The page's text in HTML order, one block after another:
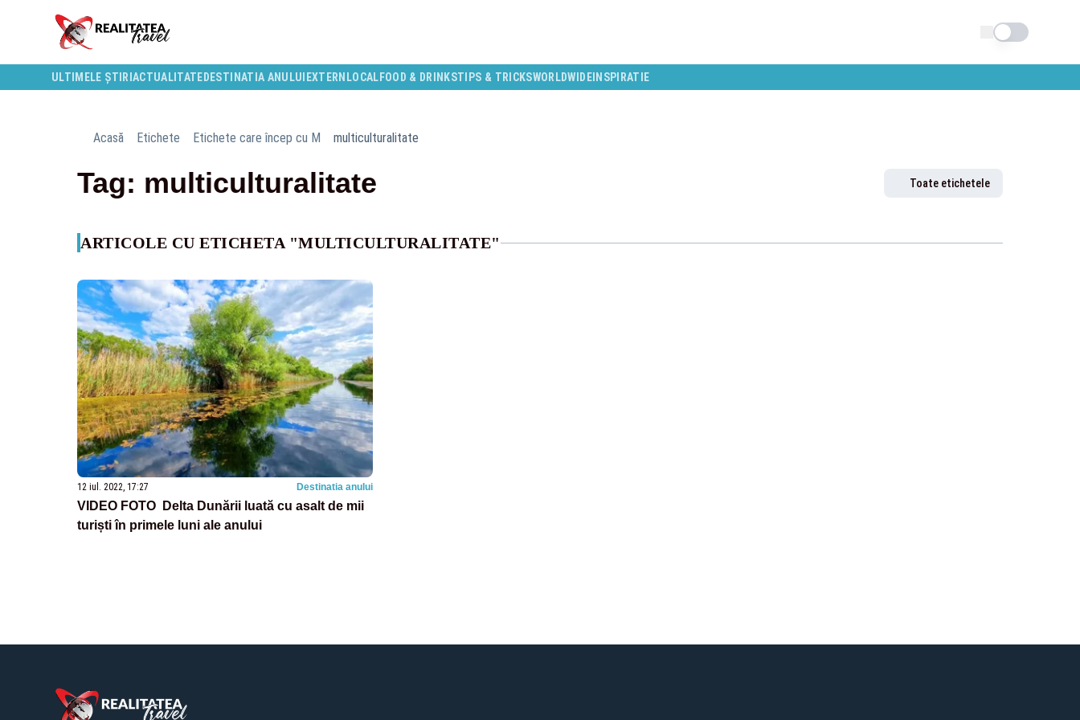
Schimba tema
ULTIMELE ȘTIRI ACTUALITATE DESTINATIA ANULUI EXTERN LOCAL FOOD & DRINKSTIPS & TRICKSWORLDWIDEINSPIRATIE
Acasă Etichete Etichete care încep cu M multiculturalitate
Tag: multiculturalitate Toate etichetele
ARTICOLE CU ETICHETA "MULTICULTURALITATE"
12 iul. 2022, 17:27 Destinatia anului
VIDEO FOTO Delta Dunării luată cu asalt de mii
turiști în primele luni ale anului